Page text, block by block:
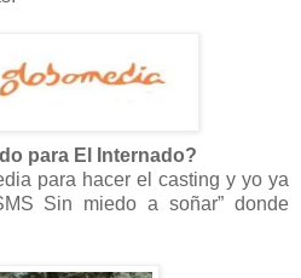
para El Internado?
para hacer el casting y yo ya
Sin miedo a soñar” donde